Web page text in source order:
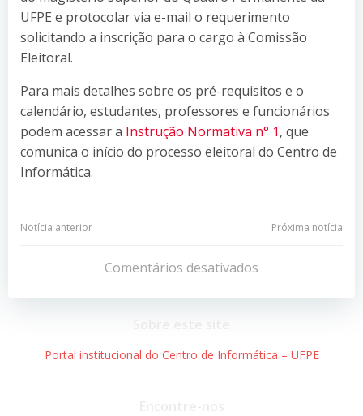
UFPE e protocolar via e-mail o requerimento
solicitando a inscrição para o cargo à Comissão
Eleitoral.
Para mais detalhes sobre os pré-requisitos e o
calendário, estudantes, professores e funcionários
podem acessar a Instrução Normativa n° 1, que
comunica o início do processo eleitoral do Centro de
Informática.
Navegação
Post
Notícia anterior
Navegação
de
Post
Próxima notícia
Comentários desativados
Portal institucional do Centro de Informática – UFPE